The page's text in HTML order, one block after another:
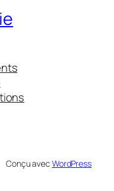
Conçu avec WordPress